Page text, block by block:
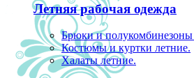
Летняя рабочая одежда
Брюки и полукомбинезоны
Костюмы и куртки летние.
Халаты летние.